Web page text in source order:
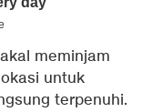
meminjam
untuk
terpenuhi.